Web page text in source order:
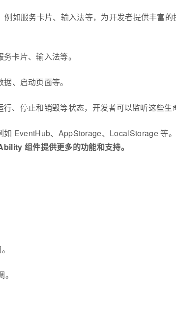
如服务卡片、输入法等，为开发者提供丰富的
卡片、输入法等。
、启动页面等。
、停止和销毁等状态，开发者可以监听这些生
EventHub、AppStorage、LocalStorage 等。
组件提供更多的功能和支持。